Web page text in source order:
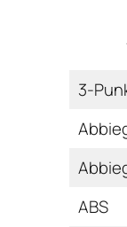
3-
ABS